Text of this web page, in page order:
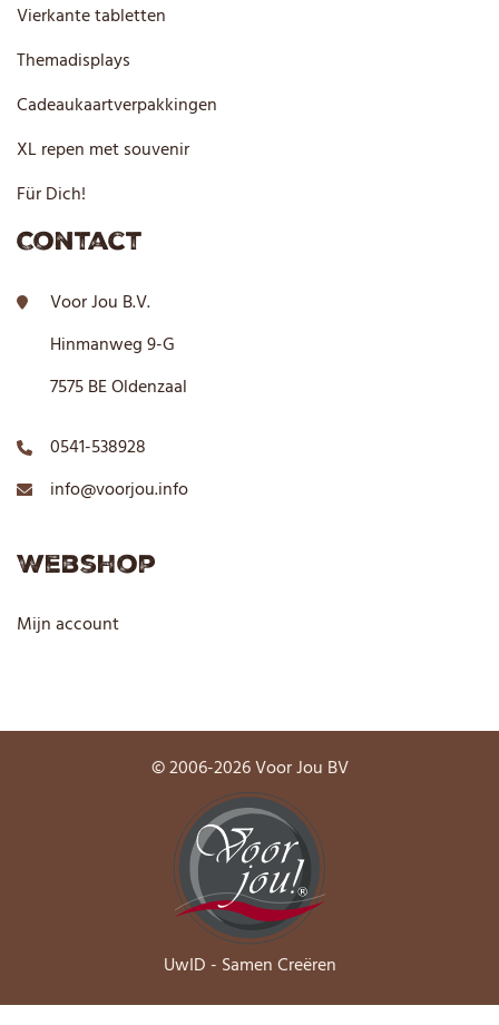
Vierkante tabletten
Themadisplays
Cadeaukaartverpakkingen
XL repen met souvenir
Für Dich!
Contact
Voor Jou B.V.
Hinmanweg 9-G
7575 BE Oldenzaal
0541-538928
info@voorjou.info
Webshop
Mijn account
© 2006-2026 Voor Jou BV
UwID - Samen Creëren